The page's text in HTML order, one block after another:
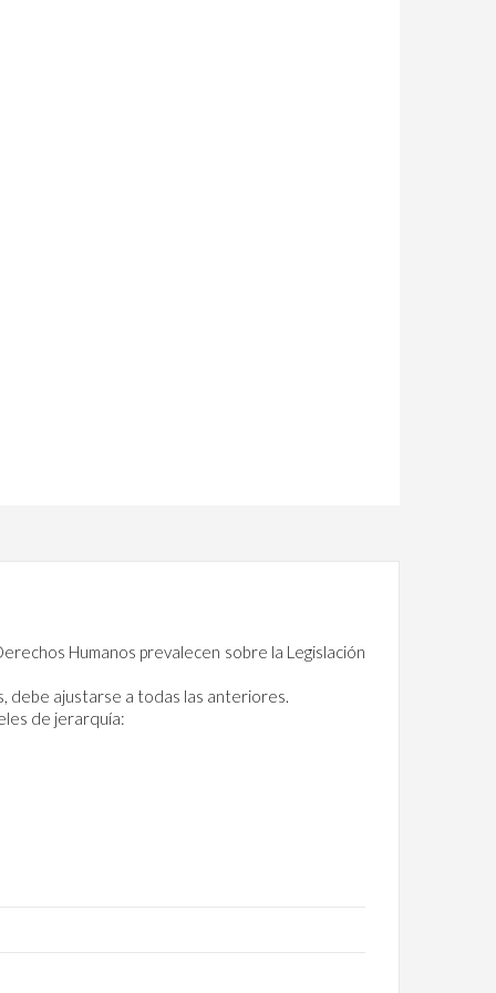
Humanos prevalecen sobre la Legislación
debe ajustarse a todas las anteriores.
de jerarquía: